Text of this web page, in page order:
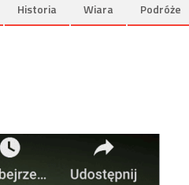
Historia Wiara Podróże